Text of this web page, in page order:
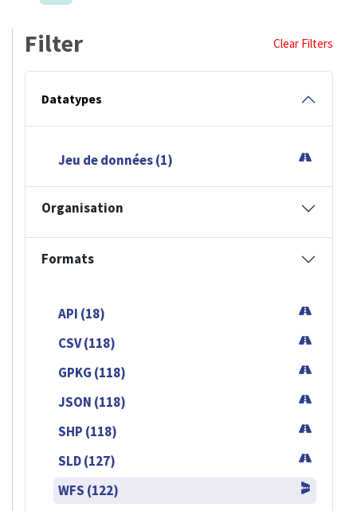
Filter Clear Filters
Datatypes
Jeu de données (1)
Organisation
Formats
API (18)
CSV (118)
GPKG (118)
JSON (118)
SHP (118)
SLD (127)
WFS (122)